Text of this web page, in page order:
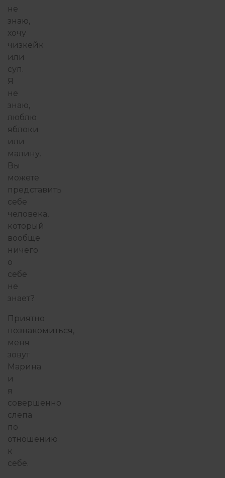
не
знаю,
хочу
чизкейк
или
суп.
Я
не
знаю,
люблю
яблоки
или
малину.
Вы
можете
представить
себе
человека,
который
вообще
ничего
о
себе
не
знает?
Приятно
познакомиться,
меня
зовут
Марина
и
я
совершенно
слепа
по
отношению
к
себе.